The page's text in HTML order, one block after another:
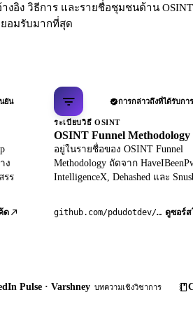
งอิง วิธีการ และรายชื่อชุมชนด้าน
ยอมรับมากที่สุด
ยัน
ง
รร
ด
การกล่าวถึงที่ได้รับกา
ระเบียบวิธี OSINT
OSINT Funnel Methodology
อยู่ในรายชื่อของ OSINT Funnel
Methodology ถัดจาก
IntelligenceX, Dehashed และ
github.com/pdudotdev/ofm ดูซอร์
Pulse · Varshney บทความเชิงวิชาการ